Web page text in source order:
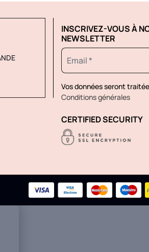
INSCRIVEZ-VOUS À
NEWSLETTER
Vos données seront
Conditions générales
CERTIFIED SECURITY